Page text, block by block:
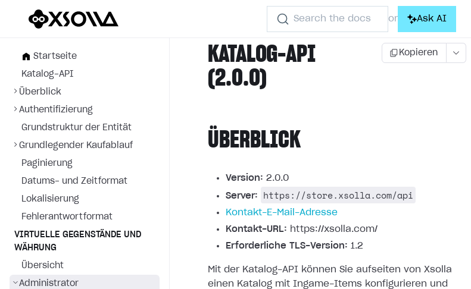
Search the docs or Ask AI
Startseite
Katalog-API
Überblick
Authentifizierung
Grundstruktur der Entität
Grundlegender Kaufablauf
Paginierung
Datums- und Zeitformat
Lokalisierung
Fehlerantwortformat
VIRTUELLE GEGENSTÄNDE UND
WÄHRUNG
Übersicht
Administrator
KATALOG-API
(2.0.0)
Kopieren
ÜBERBLICK
Version: 2.0.0
Server:
https://store.xsolla.com/api
Kontakt-E-Mail-Adresse
Kontakt-URL: https://xsolla.com/
Erforderliche TLS-Version: 1.2
Mit der Katalog-API können Sie aufseiten von Xsolla
einen Katalog mit Ingame-Items konfigurieren und